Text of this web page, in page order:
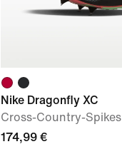
Nike Dragonfly XC
Cross-Country-Spikes
174,99 €